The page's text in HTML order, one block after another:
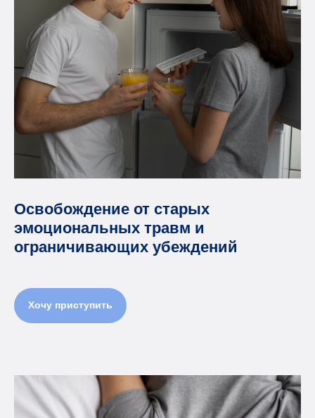
Освобождение от старых
эмоциональных травм и
ограничивающих убеждений
Хочу приступить